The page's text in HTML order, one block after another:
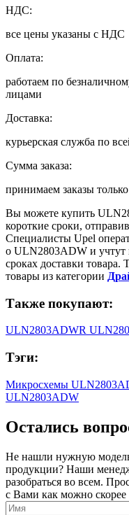
НДС:
все цены указаны с НДС
Оплата:
работаем по
лицами
Доставка:
курьерская служба по
Сумма заказа:
принимаем заказы
Вы можете купить
короткие сроки,
Специалисты Upel
о ULN2803ADW и
сроках доставки
товары из категории
Также покупают:
ULN2803ADWR
Тэги:
Микросхемы
ULN2803ADW
Остались
Не нашли нужную
продукции? Наши
разобраться во всем.
с Вами как можно скорее